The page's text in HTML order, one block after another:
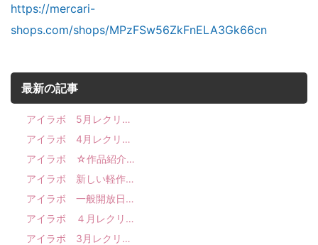
https://mercari-
shops.com/shops/MPzFSw56ZkFnELA3Gk66cn
最新の記事
アイラボ 5月レクリ…
アイラボ 4月レクリ…
アイラボ ☆作品紹介…
アイラボ 新しい軽作…
アイラボ 一般開放日…
アイラボ ４月レクリ…
アイラボ 3月レクリ…